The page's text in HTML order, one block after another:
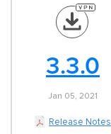
3.3.0
Jan 05, 2021
Release Notes